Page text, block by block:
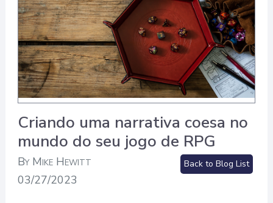
Criando uma narrativa coesa no
mundo do seu jogo de RPG
By Mike Hewitt
03/27/2023
Back to Blog List